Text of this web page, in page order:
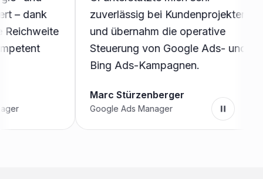
zuverlässig bei Kundenprojekten
und übernahm die operative
Steuerung von Google Ads- und
Bing Ads-Kampagnen.
Marc Stürzenberger
Google Ads Manager
Pause